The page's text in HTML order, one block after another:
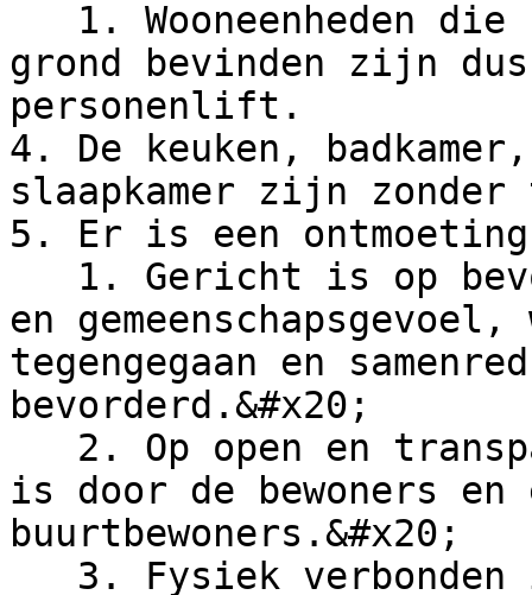
grond bevinden zijn
personenlift.
4. De keuken,
slaapkamer zijn
5. Er is een
en
tegengegaan en
bevorderd.&#x20;
is door de bewoners en
buurtbewoners.&#x20;